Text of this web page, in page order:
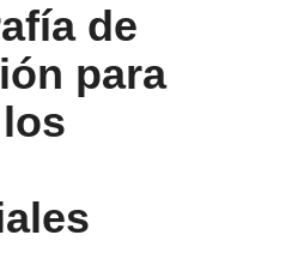
de
para